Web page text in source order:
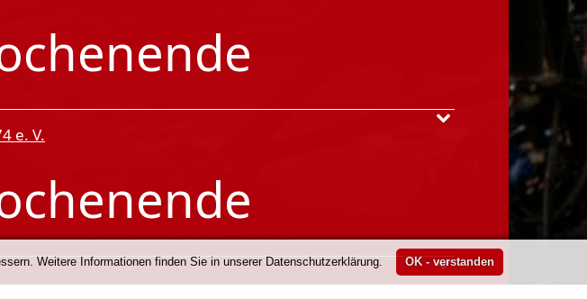
e. V.
Weitere Informationen finden Sie in unserer Datenschutzerklärung.